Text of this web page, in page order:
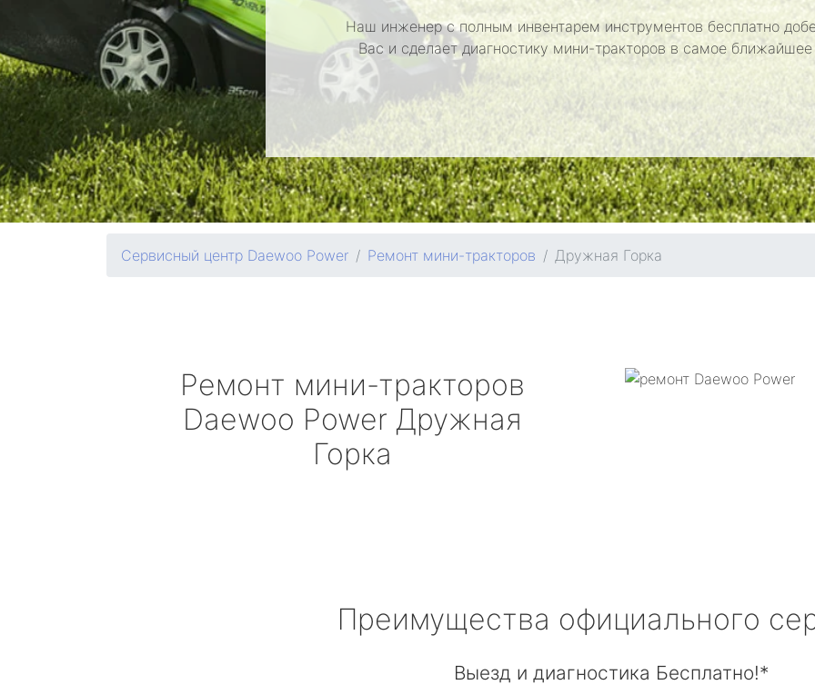
Наш инженер с полным инвентарем инструментов бесплатно
Вас и сделает диагностику мини-тракторов в самое
Сервисный центр Daewoo Power Ремонт мини-тракторов Дружная Горка
Ремонт мини-тракторов
Daewoo Power Дружная
Горка
Преимущества официального
Выезд и диагностика Бесплатно!*